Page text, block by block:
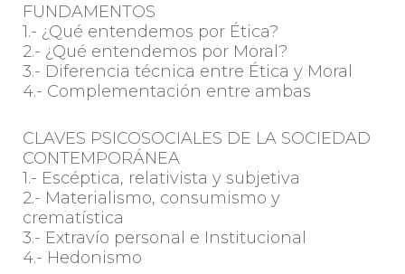
FUNDAMENTOS
1.- ¿Qué entendemos por Ética?
2.- ¿Qué entendemos por Moral?
3.- Diferencia técnica entre Ética y Moral
4.- Complementación entre ambas
CLAVES PSICOSOCIALES DE LA SOCIEDAD
CONTEMPORÁNEA
1.- Escéptica, relativista y subjetiva
2.- Materialismo, consumismo y
crematística
3.- Extravío personal e Institucional
4.- Hedonismo